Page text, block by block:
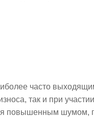
часто
так и при
повышенным шумом,